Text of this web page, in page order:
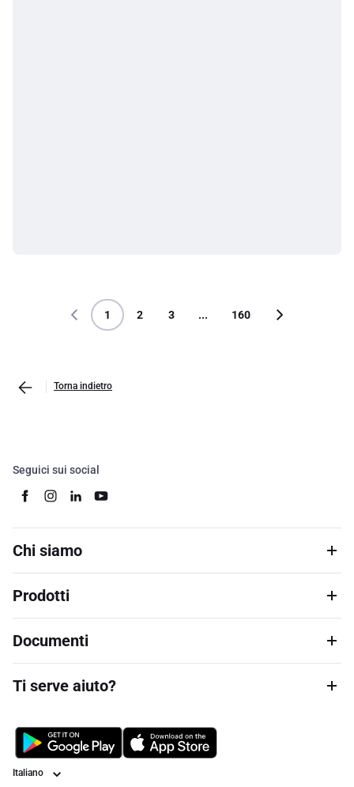
1 2 3 ... 160
Torna indietro
Seguici sui social
Chi siamo
Prodotti
Documenti
Ti serve aiuto?
Lingua